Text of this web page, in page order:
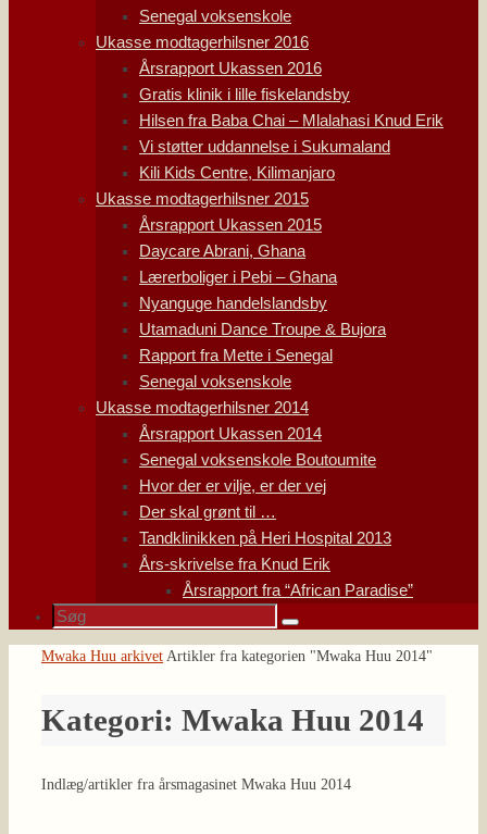
Senegal voksenskole
Ukasse modtagerhilsner 2016
Årsrapport Ukassen 2016
Gratis klinik i lille fiskelandsby
Hilsen fra Baba Chai – Mlalahasi Knud Erik
Vi støtter uddannelse i Sukumaland
Kili Kids Centre, Kilimanjaro
Ukasse modtagerhilsner 2015
Årsrapport Ukassen 2015
Daycare Abrani, Ghana
Lærerboliger i Pebi – Ghana
Nyanguge handelslandsby
Utamaduni Dance Troupe & Bujora
Rapport fra Mette i Senegal
Senegal voksenskole
Ukasse modtagerhilsner 2014
Årsrapport Ukassen 2014
Senegal voksenskole Boutoumite
Hvor der er vilje, er der vej
Der skal grønt til …
Tandklinikken på Heri Hospital 2013
Års-skrivelse fra Knud Erik
Årsrapport fra “African Paradise”
Søg
Søg
Home
Mwaka Huu arkivet Artikler fra kategorien "Mwaka Huu 2014"
Kategori: Mwaka Huu 2014
Indlæg/artikler fra årsmagasinet Mwaka Huu 2014